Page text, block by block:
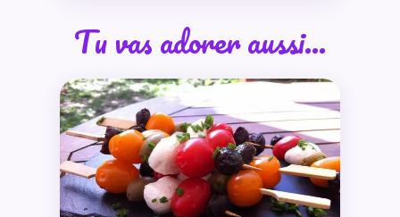
Tu vas adorer aussi…